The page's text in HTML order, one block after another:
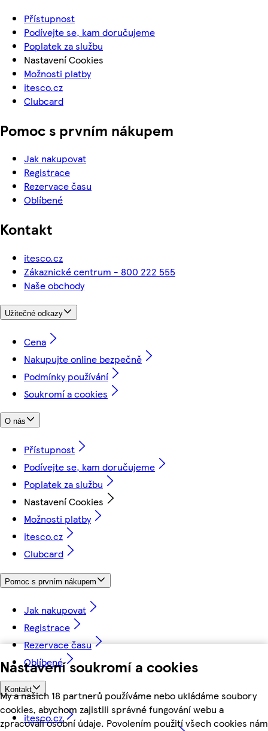
Nastavení soukromí a cookies
My a našich 18 partnerů používáme nebo ukládáme soubory
cookies, abychom zajistili správné fungování webu a
zpracovali osobní údaje. Povolením použití všech cookies nám
Přístupnost
Podívejte se, kam doručujeme
Poplatek za službu
Nastavení Cookies
Možnosti platby
itesco.cz
Clubcard
Pomoc s prvním nákupem
Jak nakupovat
Registrace
Rezervace času
Oblíbené
Kontakt
itesco.cz
Zákaznické centrum - 800 222 555
Naše obchody
Užitečné odkazy
Cena
Nakupujte online bezpečně
Podmínky používání
Soukromí a cookies
O nás
Přístupnost
Podívejte se, kam doručujeme
Poplatek za službu
Nastavení Cookies
Možnosti platby
itesco.cz
Clubcard
Pomoc s prvním nákupem
Jak nakupovat
Registrace
Rezervace času
Oblíbené
Kontakt
itesco.cz